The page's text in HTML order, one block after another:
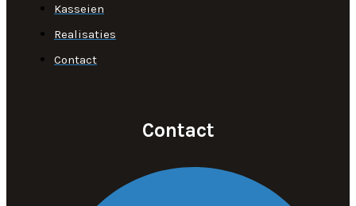
Kasseien
Realisaties
Contact
Contact